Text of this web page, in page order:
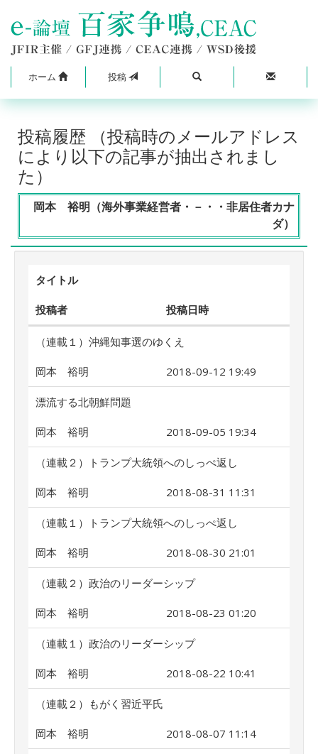
ホーム 投稿
投稿履歴 （投稿時のメールアドレス
により以下の記事が抽出されまし
た）
岡本 裕明（海外事業経営者・－・・非居住者カナ
ダ）
タイトル
投稿者 投稿日時
（連載１）沖縄知事選のゆくえ
岡本 裕明 2018-09-12 19:49
漂流する北朝鮮問題
岡本 裕明 2018-09-05 19:34
（連載２）トランプ大統領へのしっぺ返し
岡本 裕明 2018-08-31 11:31
（連載１）トランプ大統領へのしっぺ返し
岡本 裕明 2018-08-30 21:01
（連載２）政治のリーダーシップ
岡本 裕明 2018-08-23 01:20
（連載１）政治のリーダーシップ
岡本 裕明 2018-08-22 10:41
（連載２）もがく習近平氏
岡本 裕明 2018-08-07 11:14